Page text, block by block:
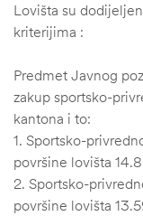
Lovišta su
kriterijima :
Predmet Javnog
zakup sportsko-
kantona i to:
1. Sportsko-
površine lovišta
2. Sportsko-
površine lovišta